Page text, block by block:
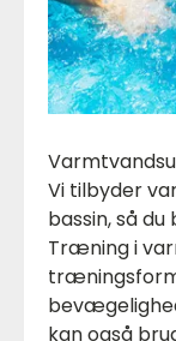
Vi tilbyder
bassin, så
Træning i
kan også